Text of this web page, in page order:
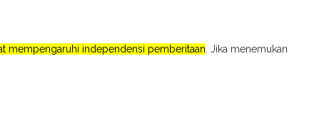
mempengaruhi independensi pemberitaan . Jika menemukan